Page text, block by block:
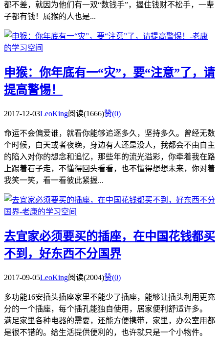
都不差，就因为他们有一双“数钱手”，握住钱财不松手，一辈
子都有钱！属猴的人也是...
申猴：你年底有一“灾”，要“注意”了，请
提高警惕！
2017-12-03LeoKing阅读(1666)赞(0)
命运不会偏爱谁，就看你能够追逐多久，坚持多久。曾经无数
个时候，白天或者夜晚，身边有人还是没人，我都会不由自主
的陷入对你的想念和追忆，那些年的流光溢彩，你牵着我在路
上踢着石子走，不懂得回头看看，也不懂得想想未来，你对着
我笑一笑，看一看彼此紧握...
去宜家必须要买的插座，在中国花钱都买
不到，好东西不分国界
2017-09-05LeoKing阅读(2004)赞(0)
多功能16安插头插座家里不能少了插座，能够让插头利用更充
分的一个插座，每个插孔能独自使用，居家便利舒适许多。
满足家里各种电器的需要，还能方便携带，家里，办公室用都
是很不错的。给生活提供便利的，也许就只是一个小物件。